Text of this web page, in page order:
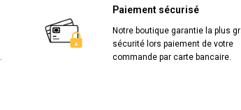
« Les prix les moins chers
top. »
Matheo R.
Paiement sécurisé
Notre boutique garantie la plus
sécurité lors paiement de votre
commande par carte bancaire.